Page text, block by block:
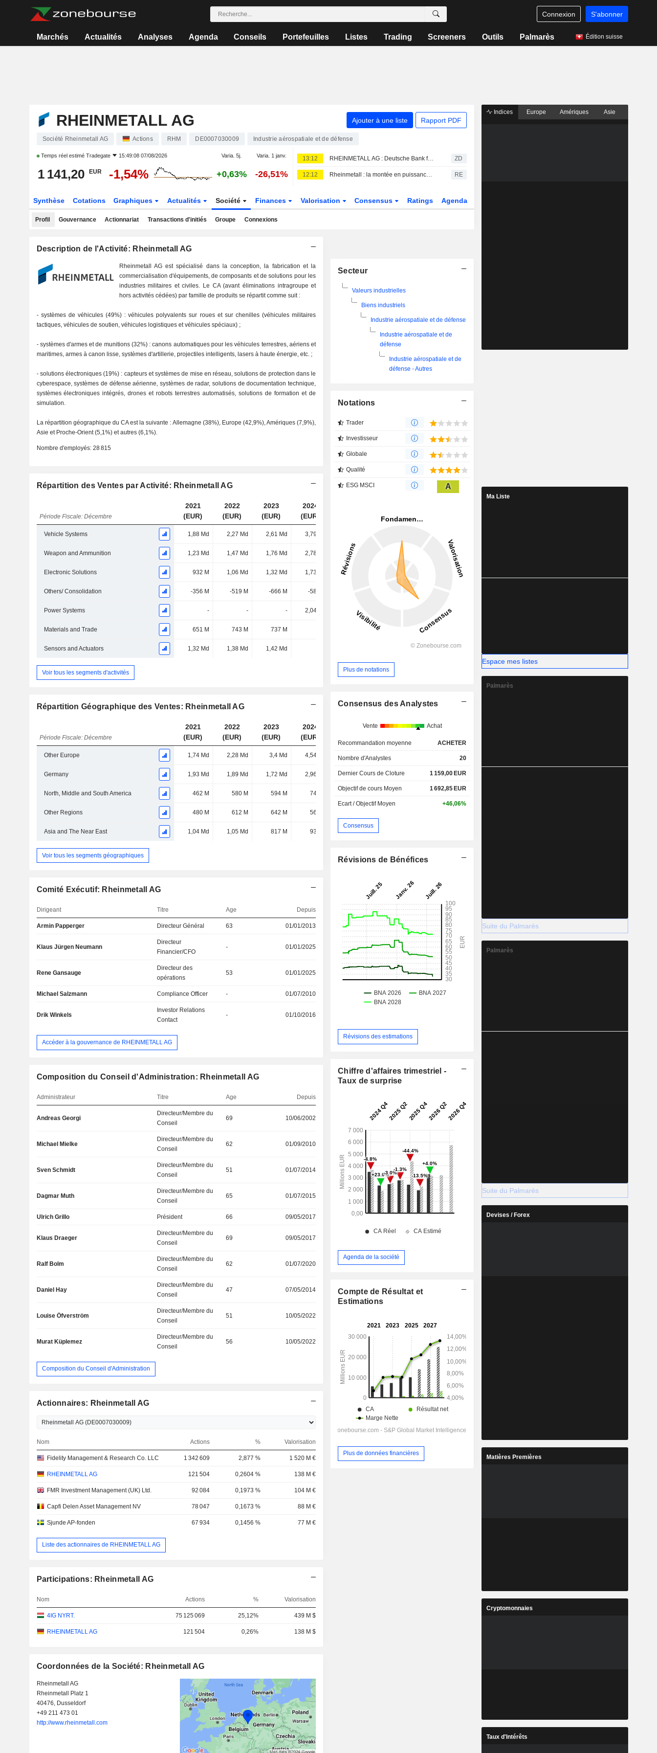
Connexion S'abonner
Marchés Actualités Analyses Agenda Conseils Portefeuilles Listes Trading Screeners Outils Palmarès Édition suisse
RHEINMETALL AG Ajouter à une liste Rapport PDF
Société Rheinmetall AG Actions RHM DE0007030009 Industrie aérospatiale et de défense
Temps réel estimé Tradegate 15:49:08 07/08/2026 Varia. 5j. Varia. 1 janv.
1 141,20 EUR -1,54% +0,63% -26,51%
13:12 RHEINMETALL AG : Deutsche Bank favorable sur le dossier ZD
12:12 Rheinmetall : la montée en puissance de la production d'ATACMS prendra du temps alors que les États-Unis reconstituent leurs stocks RE
Synthèse Cotations Graphiques Actualités Société Finances Valorisation Consensus Ratings Agenda
Profil Gouvernance Actionnariat Transactions d'initiés Groupe Connexions
Description de l'Activité: Rheinmetall AG
Rheinmetall AG est spécialisé dans la conception, la fabrication et la
commercialisation d'équipements, de composants et de solutions pour les
industries militaires et civiles. Le CA (avant éliminations intragroupe et
hors activités cédées) par famille de produits se répartit comme suit :
- systèmes de véhicules (49%) : véhicules polyvalents sur roues et sur chenilles (véhicules militaires
tactiques, véhicules de soutien, véhicules logistiques et véhicules spéciaux) ;
- systèmes d'armes et de munitions (32%) : canons automatiques pour les véhicules terrestres, aériens et
maritimes, armes à canon lisse, systèmes d'artillerie, projectiles intelligents, lasers à haute énergie, etc. ;
- solutions électroniques (19%) : capteurs et systèmes de mise en réseau, solutions de protection dans le
cyberespace, systèmes de défense aérienne, systèmes de radar, solutions de documentation technique,
systèmes électroniques intégrés, drones et robots terrestres automatisés, solutions de formation et de
simulation.
La répartition géographique du CA est la suivante : Allemagne (38%), Europe (42,9%), Amériques (7,9%),
Asie et Proche-Orient (5,1%) et autres (6,1%).
Nombre d'employés: 28 815
Répartition des Ventes par Activité: Rheinmetall AG
Période Fiscale: Décembre
2021
(EUR)
2022
(EUR)
2023
(EUR)
2024
(EUR)
Vehicle Systems 1,88 Md 2,27 Md 2,61 Md 3,79 Md
Weapon and Ammunition 1,23 Md 1,47 Md 1,76 Md 2,78 Md 3,53 Md
Electronic Solutions 932 M 1,06 Md 1,32 Md 1,73 Md
Others/ Consolidation -356 M -519 M -666 M -587 M
Power Systems - - - 2,04 Md
Materials and Trade 651 M 743 M 737 M
Sensors and Actuators 1,32 Md 1,38 Md 1,42 Md
Voir tous les segments d'activités
Répartition Géographique des Ventes: Rheinmetall AG
Période Fiscale: Décembre
2021
(EUR)
2022
(EUR)
2023
(EUR)
2024
(EUR)
Other Europe 1,74 Md 2,28 Md 3,4 Md 4,54 Md 4,26 Md
Germany 1,93 Md 1,89 Md 1,72 Md 2,96 Md 3,77 Md
North, Middle and South America 462 M 580 M 594 M 746 M
Other Regions 480 M 612 M 642 M 566 M
Asia and The Near East 1,04 Md 1,05 Md 817 M 933 M 506 M
Voir tous les segments géographiques
Comité Exécutif: Rheinmetall AG
Dirigeant Titre Age Depuis
Armin Papperger Directeur Général 63 01/01/2013
Klaus Jürgen Neumann
Directeur
Financier/CFO
- 01/01/2025
Rene Gansauge
Directeur des
opérations
53 01/01/2025
Michael Salzmann Compliance Officer - 01/07/2010
Drik Winkels
Investor Relations
Contact
- 01/10/2016
Accéder à la gouvernance de RHEINMETALL AG
Composition du Conseil d'Administration: Rheinmetall AG
Administrateur Titre Age Depuis
Andreas Georgi
Directeur/Membre du
Conseil
69 10/06/2002
Michael Mielke
Directeur/Membre du
Conseil
62 01/09/2010
Sven Schmidt
Directeur/Membre du
Conseil
51 01/07/2014
Dagmar Muth
Directeur/Membre du
Conseil
65 01/07/2015
Ulrich Grillo Président 66 09/05/2017
Klaus Draeger
Directeur/Membre du
Conseil
69 09/05/2017
Ralf Bolm
Directeur/Membre du
Conseil
62 01/07/2020
Daniel Hay
Directeur/Membre du
Conseil
47 07/05/2014
Louise Öfverström
Directeur/Membre du
Conseil
51 10/05/2022
Murat Küplemez
Directeur/Membre du
Conseil
56 10/05/2022
Composition du Conseil d'Administration
Actionnaires: Rheinmetall AG
Nom Actions % Valorisation
Fidelity Management & Research Co. LLC 1 342 609 2,877 % 1 520 M €
RHEINMETALL AG 121 504 0,2604 % 138 M €
FMR Investment Management (UK) Ltd. 92 084 0,1973 % 104 M €
Capfi Delen Asset Management NV 78 047 0,1673 % 88 M €
Sjunde AP-fonden 67 934 0,1456 % 77 M €
Liste des actionnaires de RHEINMETALL AG
Participations: Rheinmetall AG
Nom Actions % Valorisation
4IG NYRT. 75 125 069 25,12% 439 M $
RHEINMETALL AG 121 504 0,26% 138 M $
Coordonnées de la Société: Rheinmetall AG
Rheinmetall AG
Rheinmetall Platz 1
40476, Dusseldorf
+49 211 473 01
http://www.rheinmetall.com
Secteur
Valeurs industrielles
Biens industriels
Industrie aérospatiale et de défense
Industrie aérospatiale et de
défense
Industrie aérospatiale et de
défense - Autres
Notations
Trader
Investisseur
Globale
Qualité
ESG MSCI A
Plus de notations
Consensus des Analystes
Vente Achat
Recommandation moyenne ACHETER
Nombre d'Analystes 20
Dernier Cours de Cloture 1 159,00 EUR
Objectif de cours Moyen 1 692,85 EUR
Ecart / Objectif Moyen +46,06%
Consensus
Révisions de Bénéfices
Révisions des estimations
Chiffre d'affaires trimestriel -
Taux de surprise
Agenda de la société
Compte de Résultat et
Estimations
Plus de données financières
Indices Europe Amériques Asie
Ma Liste
Espace mes listes
Palmarès
Suite du Palmarès
Palmarès
Suite du Palmarès
Devises / Forex
Matières Premières
Cryptomonnaies
Taux d'Intérêts